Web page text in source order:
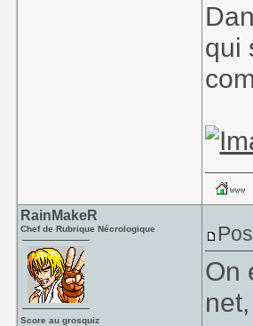
qui
RainMakeR
Chef de Rubrique Nécrologique
Score au grosquiz
On